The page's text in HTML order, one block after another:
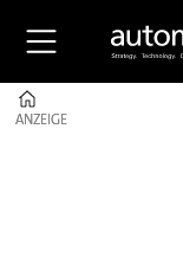
ANZEIGE
ANZEIGE